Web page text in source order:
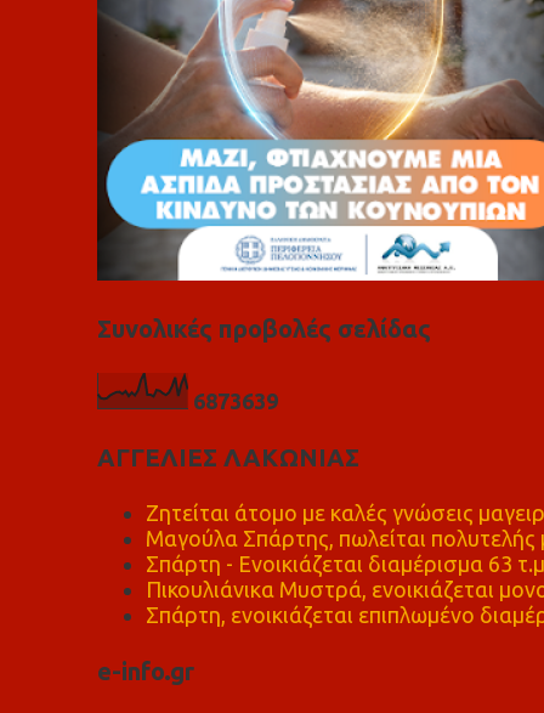
Συνολικές προβολές σελίδας
6873639
ΑΓΓΕΛΙΕΣ ΛΑΚΩΝΙΑΣ
Ζητείται άτομο με καλές γνώσεις
Μαγούλα Σπάρτης, πωλείται πολυτελής
Σπάρτη - Ενοικιάζεται διαμέρισμα 63 τ.μ
Πικουλιάνικα Μυστρά, ενοικιάζεται
Σπάρτη, ενοικιάζεται επιπλωμένο
e-info.gr